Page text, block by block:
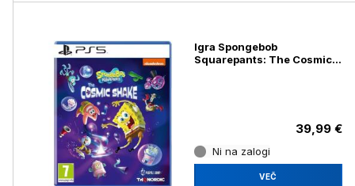
Igra Spongebob
Squarepants: The Cosmic
39,99 €
Ni na zalogi
VEČ